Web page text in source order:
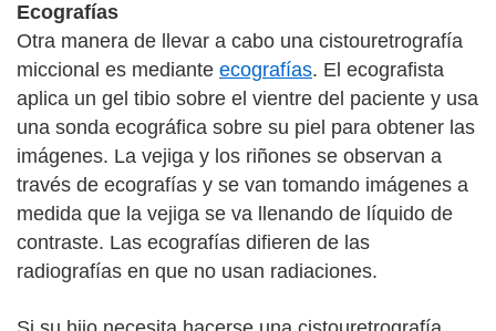
Ecografías
Otra manera de llevar a cabo una cistouretrografía
miccional es mediante ecografías. El ecografista
aplica un gel tibio sobre el vientre del paciente y usa
una sonda ecográfica sobre su piel para obtener las
imágenes. La vejiga y los riñones se observan a
través de ecografías y se van tomando imágenes a
medida que la vejiga se va llenando de líquido de
contraste. Las ecografías difieren de las
radiografías en que no usan radiaciones.